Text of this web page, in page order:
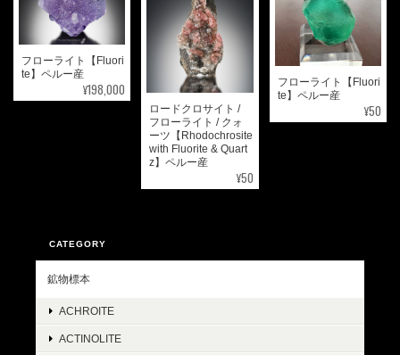
フローライト【Fluori
te】ペルー産
¥198,000
ロードクロサイト /
フローライト / クォ
ーツ【Rhodochrosite
with Fluorite & Quart
z】ペルー産
¥50
フローライト【Fluori
te】ペルー産
¥50
CATEGORY
鉱物標本
ACHROITE
ACTINOLITE